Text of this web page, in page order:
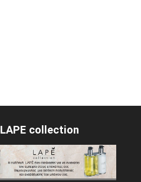
LAPE collection